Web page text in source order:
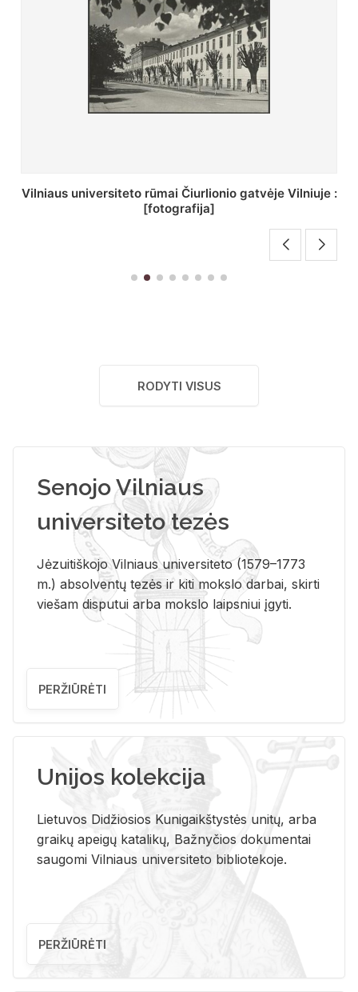
St. Batoro universiteto J. Pilsudskio kolegija :
[fotografija]
RODYTI VISUS
Senojo Vilniaus
universiteto tezės
Jėzuitiškojo Vilniaus universiteto (1579–1773
m.) absolventų tezės ir kiti mokslo darbai, skirti
viešam disputui arba mokslo laipsniui įgyti.
PERŽIŪRĖTI
Unijos kolekcija
Lietuvos Didžiosios Kunigaikštystės unitų, arba
graikų apeigų katalikų, Bažnyčios dokumentai
saugomi Vilniaus universiteto bibliotekoje.
PERŽIŪRĖTI